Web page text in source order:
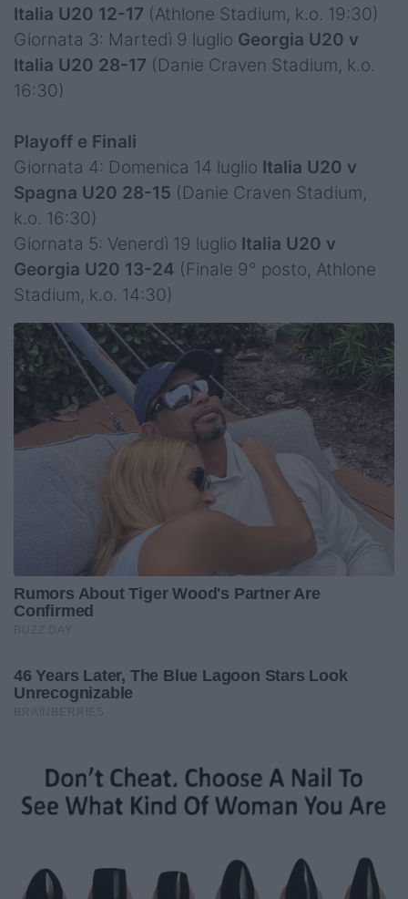
Italia U20 12-17 (Athlone Stadium, k.o. 19:30)
Giornata 3: Martedì 9 luglio Georgia U20 v
Italia U20 28-17 (Danie Craven Stadium, k.o.
16:30)
Playoff e Finali
Giornata 4: Domenica 14 luglio Italia U20 v
Spagna U20 28-15 (Danie Craven Stadium,
k.o. 16:30)
Giornata 5: Venerdì 19 luglio Italia U20 v
Georgia U20 13-24 (Finale 9° posto, Athlone
Stadium, k.o. 14:30)